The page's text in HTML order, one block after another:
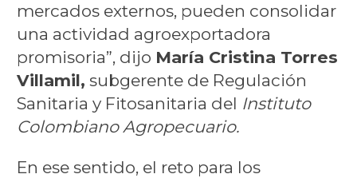
mercados externos, pueden consolidar
una actividad agroexportadora
promisoria”, dijo María Cristina Torres
Villamil, subgerente de Regulación
Sanitaria y Fitosanitaria del Instituto
Colombiano Agropecuario.
En ese sentido, el reto para los